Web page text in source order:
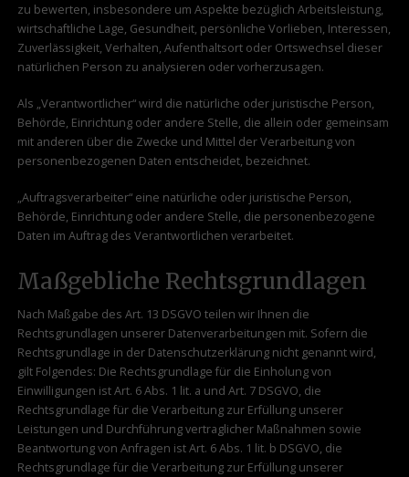
zu bewerten, insbesondere um Aspekte bezüglich Arbeitsleistung,
wirtschaftliche Lage, Gesundheit, persönliche Vorlieben, Interessen,
Zuverlässigkeit, Verhalten, Aufenthaltsort oder Ortswechsel dieser
natürlichen Person zu analysieren oder vorherzusagen.
Als „Verantwortlicher“ wird die natürliche oder juristische Person,
Behörde, Einrichtung oder andere Stelle, die allein oder gemeinsam
mit anderen über die Zwecke und Mittel der Verarbeitung von
personenbezogenen Daten entscheidet, bezeichnet.
„Auftragsverarbeiter“ eine natürliche oder juristische Person,
Behörde, Einrichtung oder andere Stelle, die personenbezogene
Daten im Auftrag des Verantwortlichen verarbeitet.
Maßgebliche Rechtsgrundlagen
Nach Maßgabe des Art. 13 DSGVO teilen wir Ihnen die
Rechtsgrundlagen unserer Datenverarbeitungen mit. Sofern die
Rechtsgrundlage in der Datenschutzerklärung nicht genannt wird,
gilt Folgendes: Die Rechtsgrundlage für die Einholung von
Einwilligungen ist Art. 6 Abs. 1 lit. a und Art. 7 DSGVO, die
Rechtsgrundlage für die Verarbeitung zur Erfüllung unserer
Leistungen und Durchführung vertraglicher Maßnahmen sowie
Beantwortung von Anfragen ist Art. 6 Abs. 1 lit. b DSGVO, die
Rechtsgrundlage für die Verarbeitung zur Erfüllung unserer